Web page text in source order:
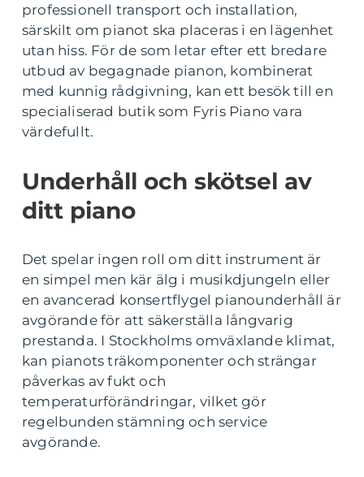
professionell transport och installation,
särskilt om pianot ska placeras i en lägenhet
utan hiss. För de som letar efter ett bredare
utbud av begagnade pianon, kombinerat
med kunnig rådgivning, kan ett besök till en
specialiserad butik som Fyris Piano vara
värdefullt.
Underhåll och skötsel av
ditt piano
Det spelar ingen roll om ditt instrument är
en simpel men kär älg i musikdjungeln eller
en avancerad konsertflygel pianounderhåll är
avgörande för att säkerställa långvarig
prestanda. I Stockholms omväxlande klimat,
kan pianots träkomponenter och strängar
påverkas av fukt och
temperaturförändringar, vilket gör
regelbunden stämning och service
avgörande.